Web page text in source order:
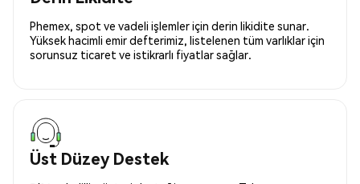
Phemex, spot ve vadeli işlemler için derin likidite sunar.
Yüksek hacimli emir defterimiz, listelenen tüm varlıklar için
sorunsuz ticaret ve istikrarlı fiyatlar sağlar.
Üst Düzey Destek